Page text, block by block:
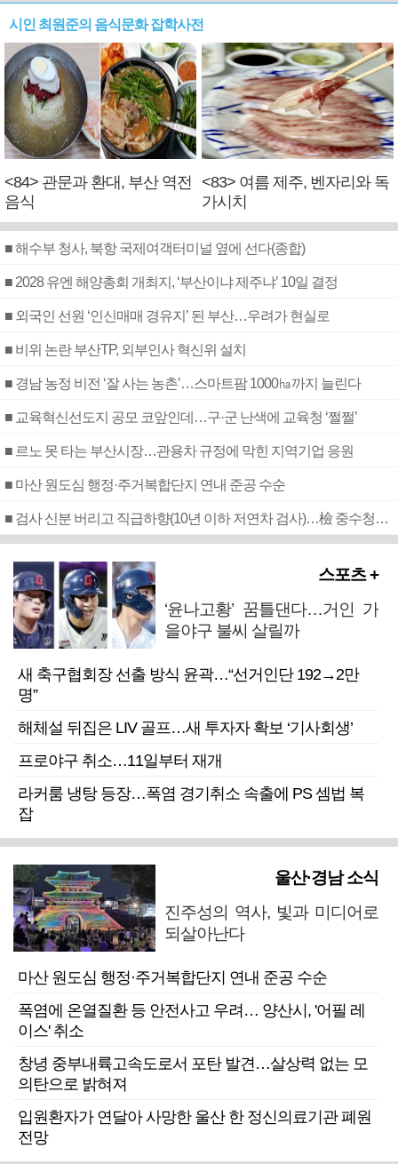
시인 최원준의 음식문화 잡학사전
<84> 관문과 환대, 부산 역전
음식
<83> 여름 제주, 벤자리와 독
가시치
■ 해수부 청사, 북항 국제여객터미널 옆에 선다(종합)
■ 2028 유엔 해양총회 개최지, ‘부산이냐 제주냐’ 10일 결정
■ 외국인 선원 ‘인신매매 경유지’ 된 부산…우려가 현실로
■ 비위 논란 부산TP, 외부인사 혁신위 설치
■ 경남 농정 비전 ‘잘 사는 농촌’…스마트팜 1000㏊까지 늘린다
■ 교육혁신선도지 공모 코앞인데…구·군 난색에 교육청 ‘쩔쩔’
■ 르노 못 타는 부산시장…관용차 규정에 막힌 지역기업 응원
■ 마산 원도심 행정·주거복합단지 연내 준공 수순
■ 검사 신분 버리고 직급하향(10년 이하 저연차 검사)…檢 중수청행 기피
스포츠 +
‘윤나고황’ 꿈틀댄다…거인 가
을야구 불씨 살릴까
새 축구협회장 선출 방식 윤곽…“선거인단 192→2만
명”
해체설 뒤집은 LIV 골프…새 투자자 확보 ‘기사회생’
프로야구 취소…11일부터 재개
라커룸 냉탕 등장…폭염 경기취소 속출에 PS 셈법 복
잡
울산·경남 소식
진주성의 역사, 빛과 미디어로
되살아난다
마산 원도심 행정·주거복합단지 연내 준공 수순
폭염에 온열질환 등 안전사고 우려… 양산시, '어필 레
이스' 취소
창녕 중부내륙고속도로서 포탄 발견…살상력 없는 모
의탄으로 밝혀져
입원환자가 연달아 사망한 울산 한 정신의료기관 폐원
전망